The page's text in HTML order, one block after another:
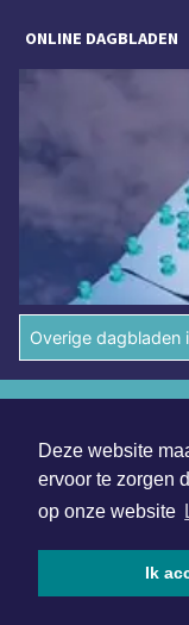
Deze website
ervoor te zorgen
op onze website
Ik
ONLINE DAGBLADEN
Overige dagbladen
Disclaimer
Privacy Statement